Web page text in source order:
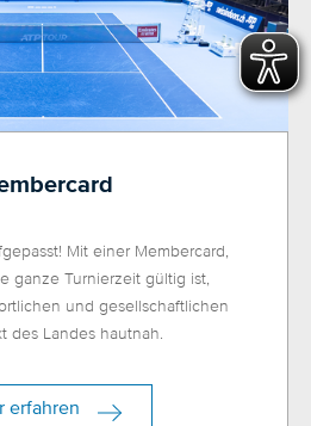
Mit einer Membercard,
ganze Turnierzeit gültig ist,
und gesellschaftlichen
des Landes hautnah.
erfahren